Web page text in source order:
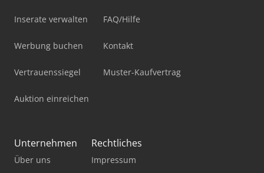
Inserate verwalten
Werbung buchen
Vertrauenssiegel
Auktion einreichen
FAQ/Hilfe
Kontakt
Muster-Kaufvertrag
Unternehmen
Über uns
Rechtliches
Impressum